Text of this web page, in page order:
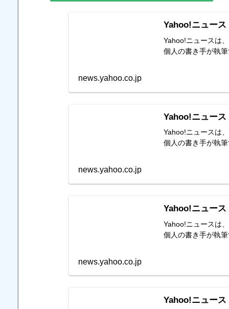
Yahoo!ニュース
Yahoo!ニュースは
個人の書き手が執
news.yahoo.co.jp
Yahoo!ニュース
Yahoo!ニュースは
個人の書き手が執
news.yahoo.co.jp
Yahoo!ニュース
Yahoo!ニュースは
個人の書き手が執
news.yahoo.co.jp
Yahoo!ニュース